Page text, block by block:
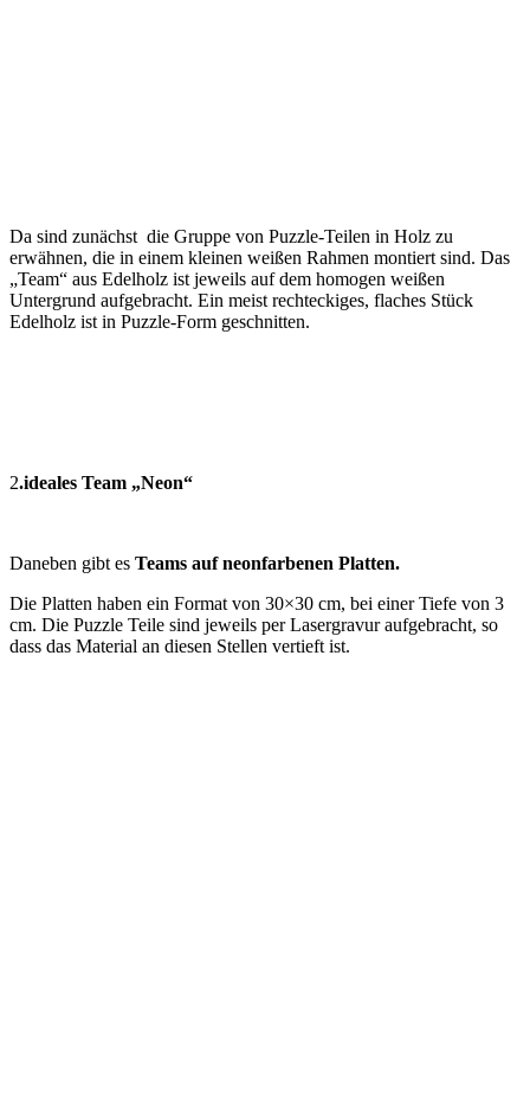
Da sind zunächst die Gruppe von Puzzle-Teilen in Holz zu
erwähnen, die in einem kleinen weißen Rahmen montiert sind. Das
„Team“ aus Edelholz ist jeweils auf dem homogen weißen
Untergrund aufgebracht. Ein meist rechteckiges, flaches Stück
Edelholz ist in Puzzle-Form geschnitten.
2.ideales Team „Neon“
Daneben gibt es Teams auf neonfarbenen Platten.
Die Platten haben ein Format von 30×30 cm, bei einer Tiefe von 3
cm. Die Puzzle Teile sind jeweils per Lasergravur aufgebracht, so
dass das Material an diesen Stellen vertieft ist.